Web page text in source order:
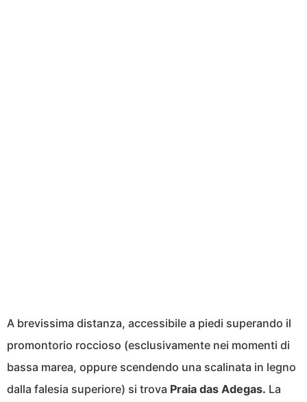
A brevissima distanza, accessibile a piedi superando il
promontorio roccioso (esclusivamente nei momenti di
bassa marea, oppure scendendo una scalinata in legno
dalla falesia superiore) si trova Praia das Adegas. La